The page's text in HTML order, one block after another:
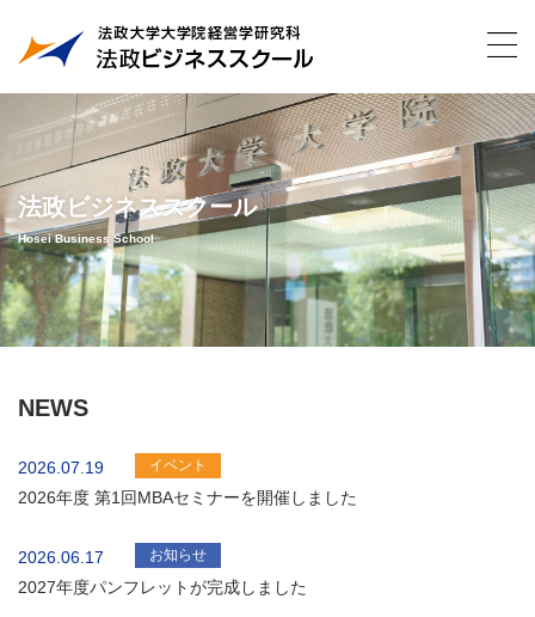
法政ビジネススクール
Hosei Business School
NEWS
2026.07.19 イベント
2026年度 第1回MBAセミナーを開催しました
2026.06.17 お知らせ
2027年度パンフレットが完成しました